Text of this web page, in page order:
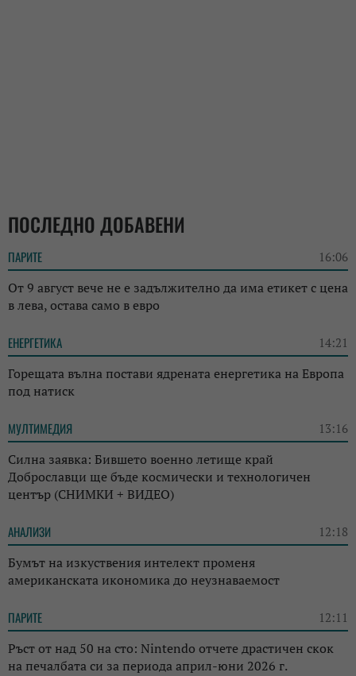
ПОСЛЕДНО ДОБАВЕНИ
ПАРИТЕ 16:06
От 9 август вече не е задължително да има етикет с цена
в лева, остава само в евро
ЕНЕРГЕТИКА 14:21
Горещата вълна постави ядрената енергетика на Европа
под натиск
МУЛТИМЕДИЯ 13:16
Силна заявка: Бившето военно летище край
Доброславци ще бъде космически и технологичен
център (СНИМКИ + ВИДЕО)
АНАЛИЗИ 12:18
Бумът на изкуствения интелект променя
американската икономика до неузнаваемост
ПАРИТЕ 12:11
Ръст от над 50 на сто: Nintendo отчете драстичен скок
на печалбата си за периода април-юни 2026 г.